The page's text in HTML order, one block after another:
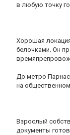
в любую точку
Хорошая
белочками. Он
До метро
на
Взрослый
документы